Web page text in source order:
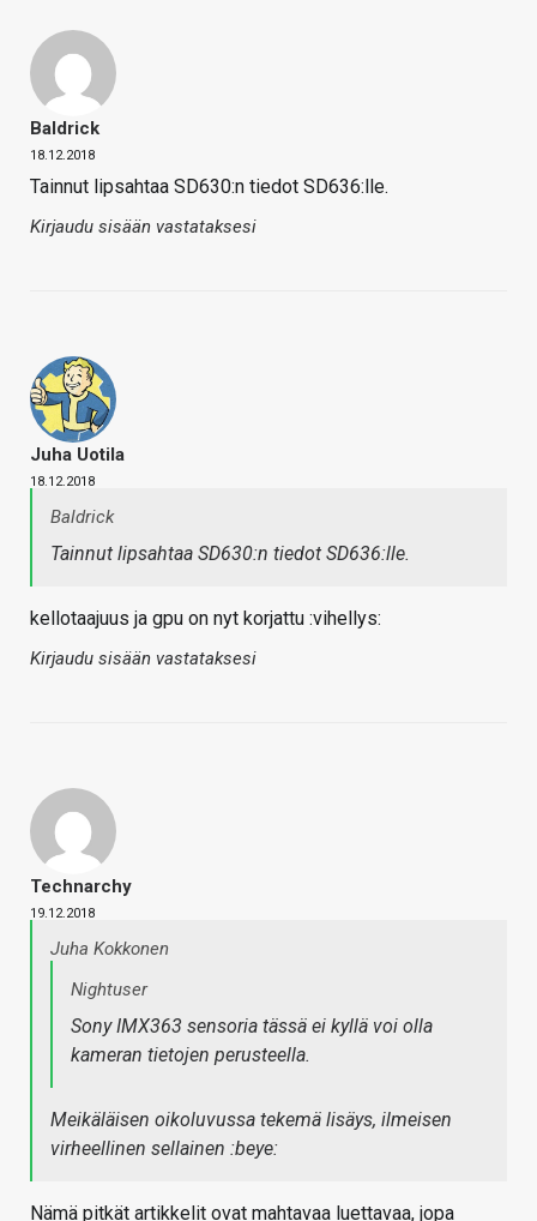
Baldrick
18.12.2018
Tainnut lipsahtaa SD630:n tiedot SD636:lle.
Kirjaudu sisään vastataksesi
Juha Uotila
18.12.2018
Baldrick
Tainnut lipsahtaa SD630:n tiedot SD636:lle.
kellotaajuus ja gpu on nyt korjattu :vihellys:
Kirjaudu sisään vastataksesi
Technarchy
19.12.2018
Juha Kokkonen
Nightuser
Sony IMX363 sensoria tässä ei kyllä voi olla
kameran tietojen perusteella.
Meikäläisen oikoluvussa tekemä lisäys, ilmeisen
virheellinen sellainen :beye:
Nämä pitkät artikkelit ovat mahtavaa luettavaa, jopa